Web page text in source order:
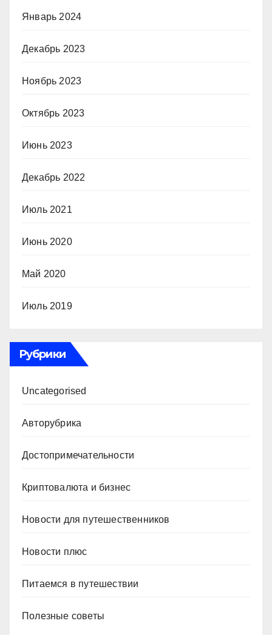
Январь 2024
Декабрь 2023
Ноябрь 2023
Октябрь 2023
Июнь 2023
Декабрь 2022
Июль 2021
Июнь 2020
Май 2020
Июль 2019
Рубрики
Uncategorised
Авторубрика
Достопримечательности
Криптовалюта и бизнес
Новости для путешественников
Новости плюс
Питаемся в путешествии
Полезные советы